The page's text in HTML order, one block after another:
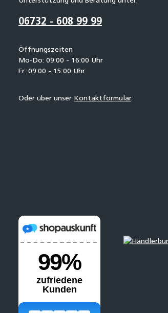
06732 - 608 99 99
Öffnungszeiten
Mo-Do: 09:00 - 16:00 Uhr
Fr: 09:00 - 15:00 Uhr
Oder über unser Kontaktformular.